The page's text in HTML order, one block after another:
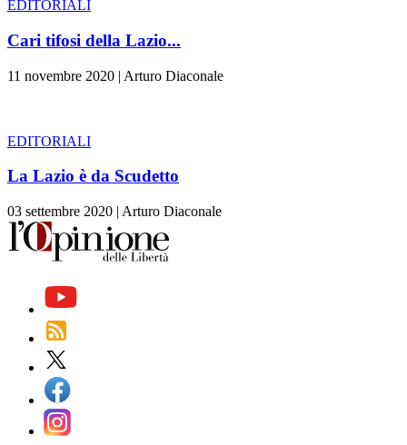
EDITORIALI
Cari tifosi della Lazio...
11 novembre 2020 | Arturo Diaconale
EDITORIALI
La Lazio è da Scudetto
03 settembre 2020 | Arturo Diaconale